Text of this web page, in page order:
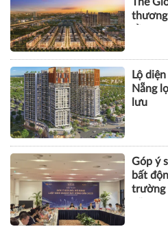
thương
Lộ
Nẵng
lưu
Góp ý
bất
trường